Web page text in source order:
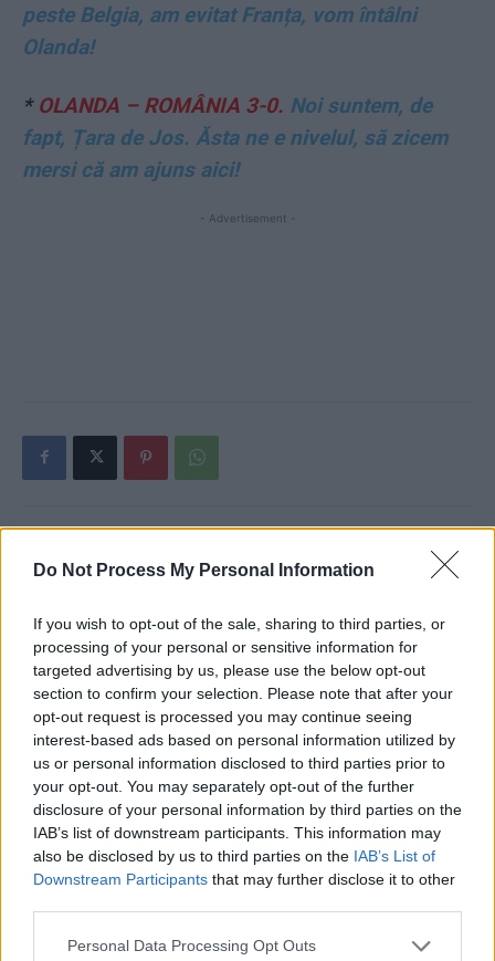
Do Not Process My Personal Information
If you wish to opt-out of the sale, sharing to third parties, or
processing of your personal or sensitive information for
targeted advertising by us, please use the below opt-out
section to confirm your selection. Please note that after your
opt-out request is processed you may continue seeing
interest-based ads based on personal information utilized by
us or personal information disclosed to third parties prior to
your opt-out. You may separately opt-out of the further
disclosure of your personal information by third parties on the
IAB’s list of downstream participants. This information may
also be disclosed by us to third parties on the IAB’s List of
Downstream Participants that may further disclose it to other
Personal Data Processing Opt Outs
peste Belgia, am evitat Franța, vom întâlni
Olanda!
* OLANDA – ROMÂNIA 3-0. Noi suntem, de
fapt, Țara de Jos. Ăsta ne e nivelul, să zicem
mersi că am ajuns aici!
- Advertisement -
Sondaj: Geoană rămâne pe
prezidențiale, urmat de
Ciolacu și Lasconi. Sondajul a
fost făcut înainte să se afle
că Geoană e plagiator, iar
Lasconi să devină șefa USR
Articolul următor
FCSB și CFR, umăr la umăr în
Cote Superbet pentru
câștigătoarea SuperLigii!
Redacţia